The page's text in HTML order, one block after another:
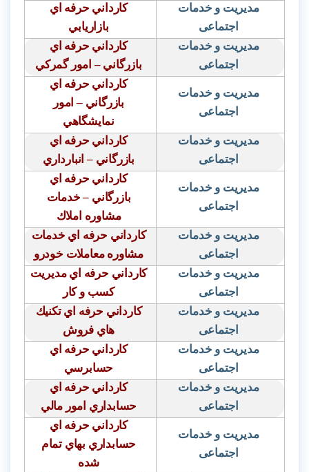
مدیریت و خدمات
اجتماعی
كارداني حرفه اي
بازاريابي
مدیریت و خدمات
اجتماعی
كارداني حرفه اي
بازرگاني – امور گمركي
مدیریت و خدمات
اجتماعی
كارداني حرفه اي
بازرگاني – امور
نمايشگاهي
مدیریت و خدمات
اجتماعی
كارداني حرفه اي
بازرگاني – انبارداري
مدیریت و خدمات
اجتماعی
كارداني حرفه اي
بازرگاني – خدمات
مشاوره املاك
مدیریت و خدمات
اجتماعی
كارداني حرفه اي خدمات
مشاوره معاملات خودرو
مدیریت و خدمات
اجتماعی
كارداني حرفه اي مديريت
كسب و كار
مدیریت و خدمات
اجتماعی
كارداني حرفه اي تكنيك
هاي فروش
مدیریت و خدمات
اجتماعی
كارداني حرفه اي
حسابرسي
مدیریت و خدمات
اجتماعی
كارداني حرفه اي
حسابداري امور مالي
مدیریت و خدمات
اجتماعی
كارداني حرفه اي
حسابداري بهاي تمام
شده